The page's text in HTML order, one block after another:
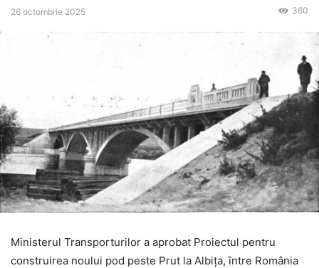
26 octombrie 2025 360
Ministerul Transporturilor a aprobat Proiectul pentru
construirea noului pod peste Prut la Albița, între România